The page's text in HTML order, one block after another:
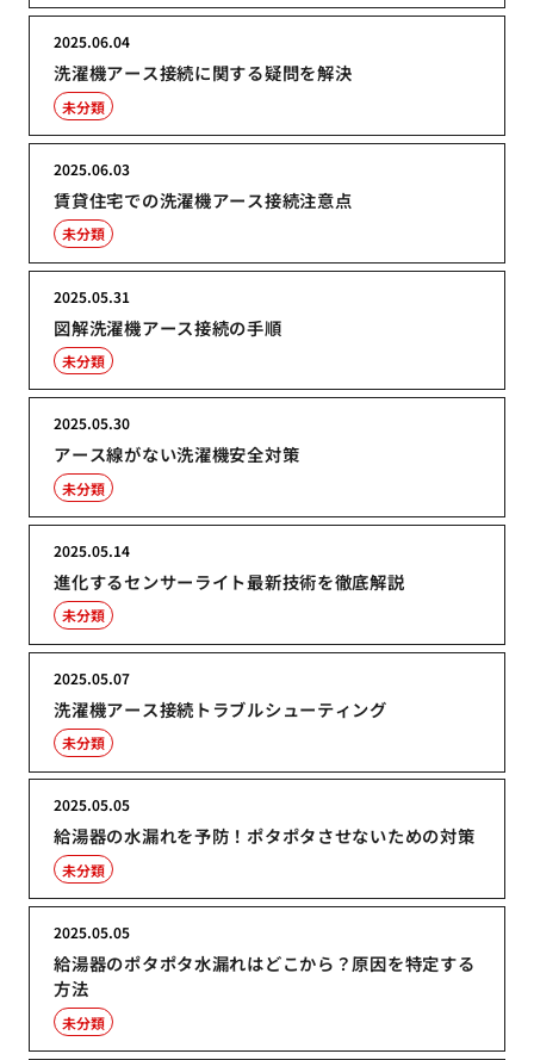
洗濯機アース接続に関する疑問を解決
2025.06.04
未分類
賃貸住宅での洗濯機アース接続注意点
2025.06.03
未分類
図解洗濯機アース接続の手順
2025.05.31
未分類
アース線がない洗濯機安全対策
2025.05.30
未分類
進化するセンサーライト最新技術を徹底解説
2025.05.14
未分類
洗濯機アース接続トラブルシューティング
2025.05.07
未分類
給湯器の水漏れを予防！ポタポタさせないための対策
2025.05.05
未分類
給湯器のポタポタ水漏れはどこから？原因を特定する
方法
2025.05.05
未分類